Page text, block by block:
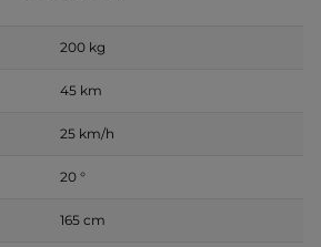
200 kg
45 km
25 km/h
20 °
165 cm